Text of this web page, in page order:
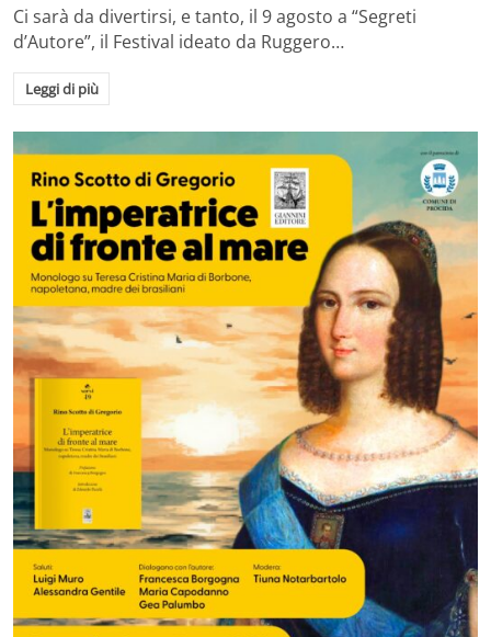
Ci sarà da divertirsi, e tanto, il 9 agosto a “Segreti
d’Autore”, il Festival ideato da Ruggero…
Leggi di più